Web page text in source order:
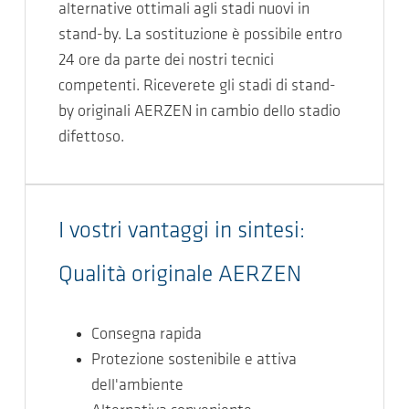
alternative ottimali agli stadi nuovi in
stand-by. La sostituzione è possibile entro
24 ore da parte dei nostri tecnici
competenti. Riceverete gli stadi di stand-
by originali AERZEN in cambio dello stadio
difettoso.
I vostri vantaggi in sintesi:
Qualità originale AERZEN
Consegna rapida
Protezione sostenibile e attiva
dell'ambiente